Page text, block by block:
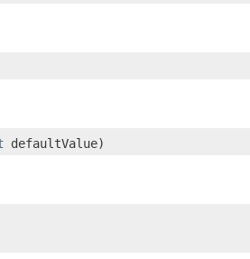
defaultValue)